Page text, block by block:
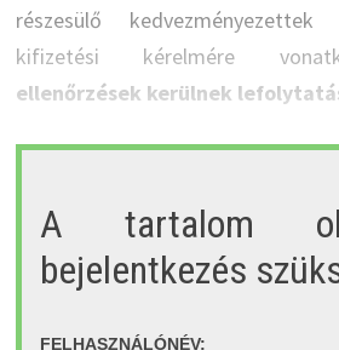
részesülő
kifizetési kérelmére
ellenőrzések kerülnek
A tartalom
bejelentkezés
FELHASZNÁLÓNÉV: